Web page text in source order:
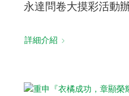
永達問卷大摸彩活動
詳細介紹